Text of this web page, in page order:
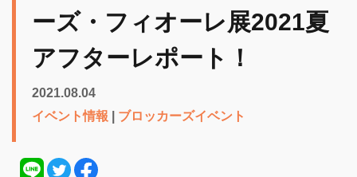
ーズ・フィオーレ展2021夏
アフターレポート！
2021.08.04
イベント情報
ブロッカーズイベント